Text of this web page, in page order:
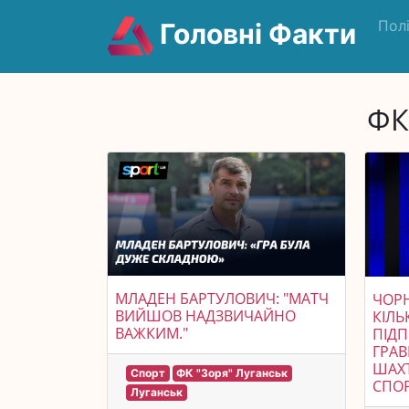
Головні Факти
МЛАДЕН БАРТУЛОВИЧ: "МАТЧ
ВИЙШОВ НАДЗВИЧАЙНО
ВАЖКИМ."
Спорт
ФК "Зоря" Луганськ
Луганськ